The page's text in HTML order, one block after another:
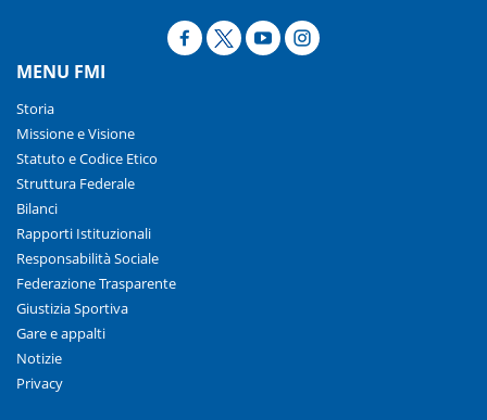
MENU FMI
Storia
Missione e Visione
Statuto e Codice Etico
Struttura Federale
Bilanci
Rapporti Istituzionali
Responsabilità Sociale
Federazione Trasparente
Giustizia Sportiva
Gare e appalti
Notizie
Privacy